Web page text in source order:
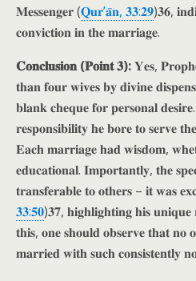
𝐌𝐞𝐬𝐬𝐞𝐧𝐠𝐞𝐫 (𝐐𝐮𝐫’𝐚̄𝐧, 𝟑𝟑:𝟐𝟗)𝟑𝟔,
𝐜𝐨𝐧𝐯𝐢𝐜𝐭𝐢𝐨𝐧 𝐢𝐧 𝐭𝐡𝐞 𝐦𝐚𝐫𝐫𝐢𝐚𝐠𝐞.
𝐂𝐨𝐧𝐜𝐥𝐮𝐬𝐢𝐨𝐧 (𝐏𝐨𝐢𝐧𝐭 𝟑):𝐘𝐞𝐬,
𝐭𝐡𝐚𝐧 𝐟𝐨𝐮𝐫 𝐰𝐢𝐯𝐞𝐬 𝐛𝐲 𝐝𝐢𝐯𝐢𝐧𝐞
𝐛𝐥𝐚𝐧𝐤 𝐜𝐡𝐞𝐪𝐮𝐞 𝐟𝐨𝐫 𝐩𝐞𝐫𝐬𝐨𝐧𝐚𝐥
𝐫𝐞𝐬𝐩𝐨𝐧𝐬𝐢𝐛𝐢𝐥𝐢𝐭𝐲 𝐡𝐞 𝐛𝐨𝐫𝐞 𝐭𝐨 𝐬𝐞𝐫𝐯𝐞
𝐄𝐚𝐜𝐡 𝐦𝐚𝐫𝐫𝐢𝐚𝐠𝐞 𝐡𝐚𝐝 𝐰𝐢𝐬𝐝𝐨𝐦,
𝐞𝐝𝐮𝐜𝐚𝐭𝐢𝐨𝐧𝐚𝐥. 𝐈𝐦𝐩𝐨𝐫𝐭𝐚𝐧𝐭𝐥𝐲, 𝐭𝐡𝐞
𝐭𝐫𝐚𝐧𝐬𝐟𝐞𝐫𝐚𝐛𝐥𝐞 𝐭𝐨 𝐨𝐭𝐡𝐞𝐫𝐬 – 𝐢𝐭 𝐰𝐚𝐬
𝟑𝟑:𝟓𝟎)𝟑𝟕, 𝐡𝐢𝐠𝐡𝐥𝐢𝐠𝐡𝐭𝐢𝐧𝐠 𝐡𝐢𝐬 𝐮𝐧𝐢𝐪𝐮𝐞
𝐭𝐡𝐢𝐬, 𝐨𝐧𝐞 𝐬𝐡𝐨𝐮𝐥𝐝 𝐨𝐛𝐬𝐞𝐫𝐯𝐞 𝐭𝐡𝐚𝐭 𝐧𝐨
𝐦𝐚𝐫𝐫𝐢𝐞𝐝 𝐰𝐢𝐭𝐡 𝐬𝐮𝐜𝐡 𝐜𝐨𝐧𝐬𝐢𝐬𝐭𝐞𝐧𝐭𝐥𝐲